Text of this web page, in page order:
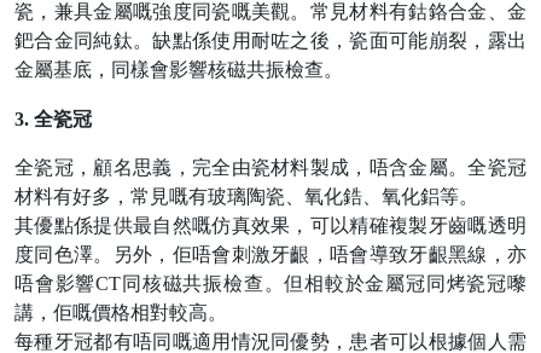
瓷，兼具金屬嘅強度同瓷嘅美觀。常見材料有鈷鉻合金、金
鈀合金同純鈦。缺點係使用耐咗之後，瓷面可能崩裂，露出
金屬基底，同樣會影響核磁共振檢查。
3. 全瓷冠
全瓷冠，顧名思義，完全由瓷材料製成，唔含金屬。全瓷冠
材料有好多，常見嘅有玻璃陶瓷、氧化鋯、氧化鋁等。
其優點係提供最自然嘅仿真效果，可以精確複製牙齒嘅透明
度同色澤。另外，佢唔會刺激牙齦，唔會導致牙齦黑線，亦
唔會影響CT同核磁共振檢查。但相較於金屬冠同烤瓷冠嚟
講，佢嘅價格相對較高。
每種牙冠都有唔同嘅適用情況同優勢，患者可以根據個人需